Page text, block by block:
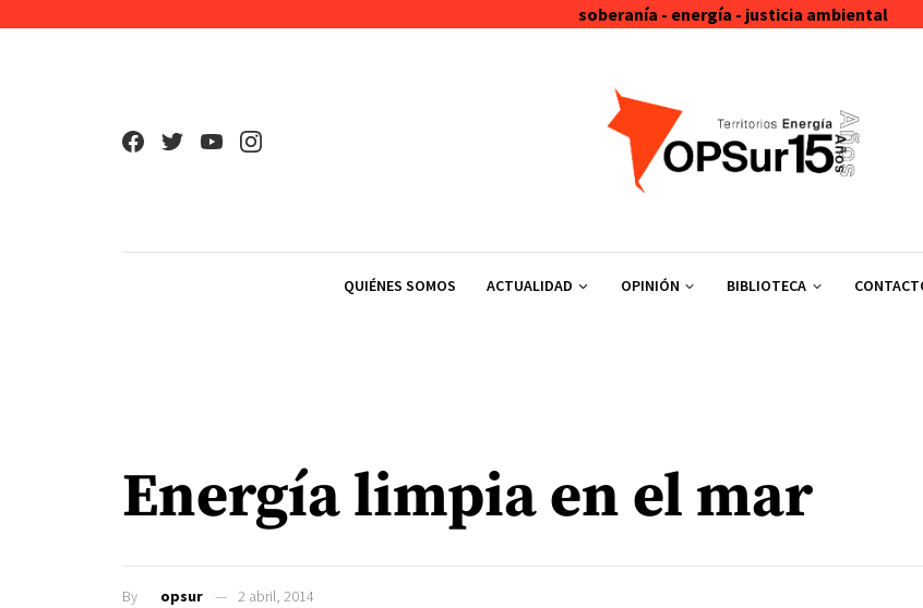
soberanía - energía - justicia ambiental
QUIÉNES SOMOS ACTUALIDAD OPINIÓN BIBLIOTECA
Energía limpia en el mar
By opsur 2 abril, 2014